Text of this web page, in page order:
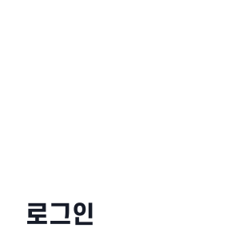
로그인